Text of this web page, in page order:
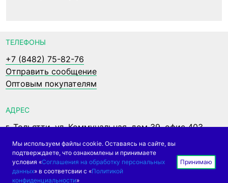
ТЕЛЕФОНЫ
+7 (8482) 75-82-76
Отправить сообщение
Оптовым покупателям
АДРЕС
г. Тольятти, ул. Коммунальная, дом 39, офис 403
© 2005 - 2026 АПС
Мы используем файлы cookie. Оставаясь на сайте, вы
подтверждаете, что ознакомлены и принимаете
условия «Соглашения на обработку персональных
данных» в соответсвии с «Политикой
конфиденциальности»
Принимаю